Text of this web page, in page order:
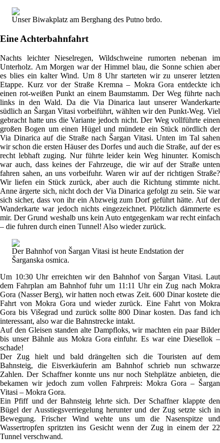
Unser Biwakplatz am Berghang des Putno brdo.
Eine Achterbahnfahrt
Nachts leichter Nieselregen, Wildschweine rumorten nebenan im
Unterholz. Am Morgen war der Himmel blau, die Sonne schien aber
es blies ein kalter Wind. Um 8 Uhr starteten wir zu unserer letzten
Etappe. Kurz vor der Straße Kremna – Mokra Gora entdeckte ich
einen rot-weißen Punkt an einem Baumstamm. Der Weg führte nach
links in den Wald. Da die Via Dinarica laut unserer Wanderkarte
südlich an Šargan Vitasi vorbeiführt, wählten wir den Punkt-Weg. Viel
gebracht hatte uns die Variante jedoch nicht. Der Weg vollführte einen
großen Bogen um einen Hügel und mündete ein Stück nördlich der
Via Dinarica auf die Straße nach Šargan Vitasi. Unten im Tal sahen
wir schon die ersten Häuser des Dorfes und auch die Straße, auf der es
recht lebhaft zuging. Nur führte leider kein Weg hinunter. Komisch
war auch, dass keines der Fahrzeuge, die wir auf der Straße unten
fahren sahen, an uns vorbeifuhr. Waren wir auf der richtigen Straße?
Wir liefen ein Stück zurück, aber auch die Richtung stimmte nicht.
Anne ärgerte sich, nicht doch der Via Dinarica gefolgt zu sein. Sie war
sich sicher, dass von ihr ein Abzweig zum Dorf geführt hätte. Auf der
Wanderkarte war jedoch nichts eingezeichnet. Plötzlich dämmerte es
mir. Der Grund weshalb uns kein Auto entgegenkam war recht einfach
– die fuhren durch einen Tunnel! Also wieder zurück.
Der Bahnhof von Šargan Vitasi ist heute Endstation der
Šarganska osmica.
Um 10:30 Uhr erreichten wir den Bahnhof von Šargan Vitasi. Laut
dem Fahrplan am Bahnhof fuhr um 11:11 Uhr ein Zug nach Mokra
Gora (Nasser Berg), wir hatten noch etwas Zeit. 600 Dinar kostete die
Fahrt von Mokra Gora und wieder zurück. Eine Fahrt von Mokra
Gora bis Višegrad und zurück sollte 800 Dinar kosten. Das fand ich
interessant, also war die Bahnstrecke intakt.
Auf den Gleisen standen alte Dampfloks, wir machten ein paar Bilder
bis unser Bähnle aus Mokra Gora einfuhr. Es war eine Diesellok –
schade!
Der Zug hielt und bald drängelten sich die Touristen auf dem
Bahnsteig, die Eisverkäuferin am Bahnhof schrieb nun schwarze
Zahlen. Der Schaffner konnte uns nur noch Stehplätze anbieten, die
bekamen wir jedoch zum vollen Fahrpreis: Mokra Gora – Šargan
Vitasi – Mokra Gora.
Ein Pfiff und der Bahnsteig lehrte sich. Der Schaffner klappte den
Bügel der Ausstiegsverriegelung herunter und der Zug setzte sich in
Bewegung. Frischer Wind wehte uns um die Nasenspitze und
Wassertropfen spritzten ins Gesicht wenn der Zug in einem der 22
Tunnel verschwand.